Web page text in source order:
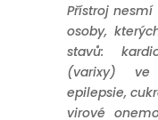
Přístroj
osoby,
stavů:
(varixy)
epilepsie,
virové